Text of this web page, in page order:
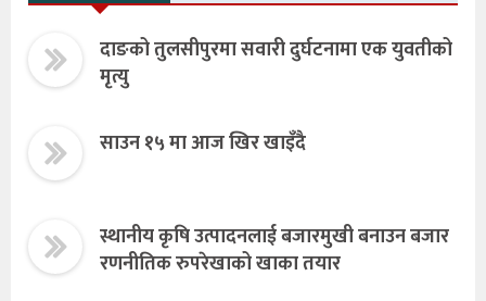
दाङको तुलसीपुरमा सवारी दुर्घटनामा एक युवतीको
मृत्यु
साउन १५ मा आज खिर खाइँदै
स्थानीय कृषि उत्पादनलाई बजारमुखी बनाउन बजार
रणनीतिक रुपरेखाको खाका तयार